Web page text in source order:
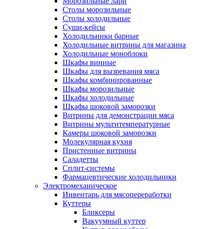
Столы морозильные
Столы холодильные
Суши-кейсы
Холодильники барные
Холодильные витрины для магазина
Холодильные моноблоки
Шкафы винные
Шкафы для вызревания мяса
Шкафы комбинированные
Шкафы морозильные
Шкафы холодильные
Шкафы шоковой заморозки
Витрины для демонстрации мяса
Витрины мультитемпературные
Камеры шоковой заморозки
Молекулярная кухня
Пристенные витрины
Саладетты
Сплит-системы
Фармацевтические холодильники
Электромеханическое
Инвентарь для мясопереработки
Куттеры
Бликсеры
Вакуумный куттер